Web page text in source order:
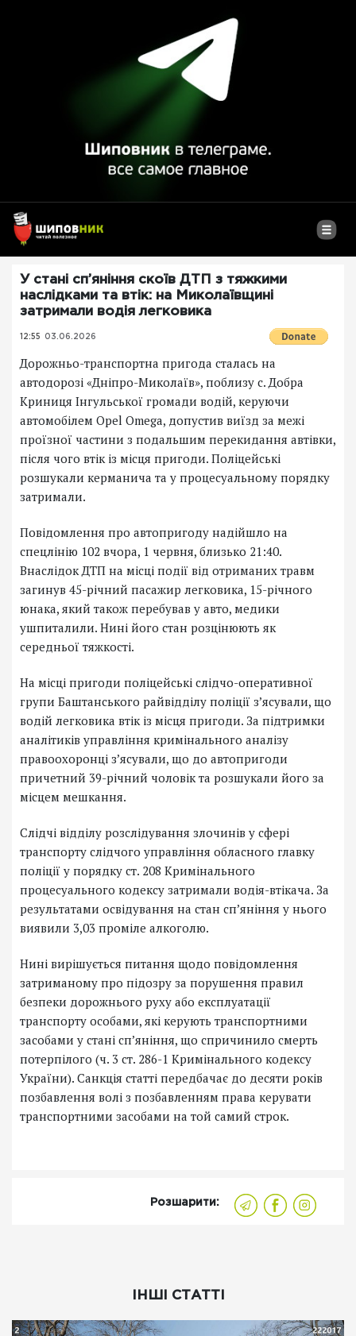
У стані сп’яніння скоїв ДТП з тяжкими
наслідками та втік: на Миколаївщині
затримали водія легковика
12:55 03.06.2026
Дорожньо-транспортна пригода сталась на
автодорозі «Дніпро-Миколаїв», поблизу с. Добра
Криниця Інгульської громади водій, керуючи
автомобілем Opel Omega, допустив виїзд за межі
проїзної частини з подальшим перекидання автівки,
після чого втік із місця пригоди. Поліцейські
розшукали керманича та у процесуальному порядку
затримали.
Повідомлення про автопригоду надійшло на
спецлінію 102 вчора, 1 червня, близько 21:40.
Внаслідок ДТП на місці події від отриманих травм
загинув 45-річний пасажир легковика, 15-річного
юнака, який також перебував у авто, медики
ушпиталили. Нині його стан розцінюють як
середньої тяжкості.
На місці пригоди поліцейські слідчо-оперативної
групи Баштанського райвідділу поліції з’ясували, що
водій легковика втік із місця пригоди. За підтримки
аналітиків управління кримінального аналізу
правоохоронці з’ясували, що до автопригоди
причетний 39-річний чоловік та розшукали його за
місцем мешкання.
Слідчі відділу розслідування злочинів у сфері
транспорту слідчого управління обласного главку
поліції у порядку ст. 208 Кримінального
процесуального кодексу затримали водія-втікача. За
результатами освідування на стан сп’яніння у нього
виявили 3,03 проміле алкоголю.
Нині вирішується питання щодо повідомлення
затриманому про підозру за порушення правил
безпеки дорожнього руху або експлуатації
транспорту особами, які керують транспортними
засобами у стані сп’яніння, що спричинило смерть
потерпілого (ч. 3 ст. 286-1 Кримінального кодексу
України). Санкція статті передбачає до десяти років
позбавлення волі з позбавленням права керувати
транспортними засобами на той самий строк.
Розшарити:
ІНШІ СТАТТІ